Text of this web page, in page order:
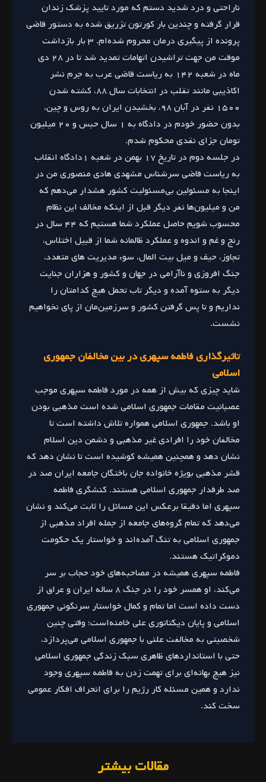
ناراحتی و درد شدید دستم که مورد تایید پزشک زندان
قرار گرفته و چندین بار کورتون تزریق شده به دستور قاضی
پرونده از پیگیری درمان محروم شده‌ام. ۳ بار بازداشت
موقت من جهت تراشیدن اتهامات تمدید شد تا در ۲۸ دی
ماه در شعبه ۱۴۲ به ریاست قاضی عرب به جرم نشر
اکاذیبی مانند تقلب در انتخابات سال ۸۸، کشته شدن
۱۵۰۰ نفر در آبان ۹۸، بخشیدن ایران به روس و چین،
بدون حضور خودم در دادگاه به ۱ سال حبس و ۲۰ میلیون
تومان جزای نقدی محکوم شدم.
در جلسه دوم در تاریخ ۱۷ بهمن در شعبه ۱دادگاه انقلاب
به ریاست قاضی سرشناس مشهدی هادی منصوری من در
اینجا به مسئولین بی‌مسئولیت کشور هشدار می‌دهم که
من و میلیون‌ها نفر دیگر قبل از اینکه مخالف این نظام
محسوب شویم حاصل عملکرد شما هستیم که ۴۴ سال در
رنج و غم و اندوه و عملکرد ظالمانه شما از قبیل اختلاس،
تجاوز، حیف و میل بیت المال، سوء مدیریت های متعدد،
جنگ افروزی و ناآرامی در جهان و کشور و هزاران جنایت
دیگر به ستوه آمده و دیگر تاب تحمل هیچ کدامتان را
نداریم و تا پس گرفتن کشور و سرزمین‌مان از پای نخواهیم
نشست.
تاثیرگذاری فاطمه سپهری در بین مخالفان جمهوری
اسلامی
شاید چیزی که بیش از همه در مورد فاطمه سپهری موجب
عصبانیت مقامات جمهوری اسلامی شده است مذهبی بودن
او باشد. جمهوری اسلامی همواره تلاش داشته است تا
مخالفان خود را افرادی غیر مذهبی و دشمن دین اسلام
نشان دهد و همچنین همیشه کوشیده است تا نشان دهد که
قشر مذهبی بویژه خانواده جان باختگان جامعه ایران صد در
صد طرفدار جمهوری اسلامی هستند. کنشگری فاطمه
سپهری اما دقیقا برعکس این مسائل را ثابت می‌کند و نشان
می‌دهد که تمام گروه‌های جامعه از جمله افراد مذهبی از
جمهوری اسلامی به تنگ آمده‌اند و خواستار یک حکومت
دموکراتیک هستند.
فاطمه سپهری همیشه در مصاحبه‌های خود حجاب بر سر
می‌کند، او همسر خود را در جنگ ۸ ساله ایران و عراق از
دست داده است اما تمام و کمال خواستار سرنگونی جمهوری
اسلامی و پایان دیکتاتوری علی خامنه‌است؛ وقتی چنین
شخصیتی به مخالفت علنی با جمهوری اسلامی می‌پردازد،
حتی با استاندارد‌های ظاهری سبک زندگی جمهوری اسلامی
نیز هیچ بهانه‌ای برای تهمت زدن به فاطمه سپهری وجود
ندارد و همین مسئله کار رژیم را برای انحراف افکار عمومی
سخت کند.
مقالات بیشتر